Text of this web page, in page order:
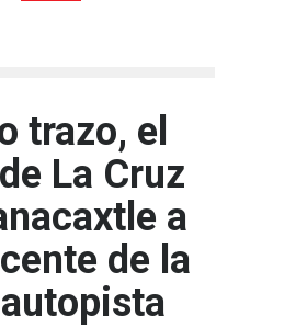
trazo, el
La Cruz
a
de la